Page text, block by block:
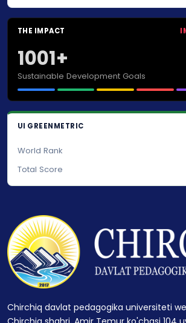
THE IMPACT
1001+
Sustainable Development Goals
UI GREENMETRIC
World Rank
Total Score
Chirchiq davlat pedagogika universiteti